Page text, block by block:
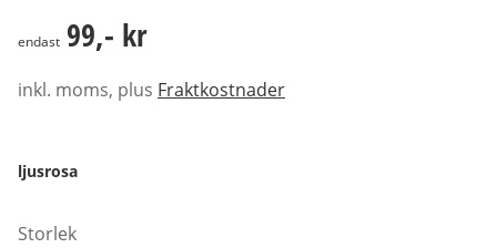
99,- kr
endast 99,- kr
inkl. moms, plus Fraktkostnader
ljusrosa
Storlek